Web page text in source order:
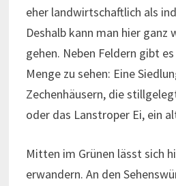
eher landwirtschaftlich als
Deshalb kann man hier ganz
gehen. Neben Feldern gibt
Menge zu sehen: Eine
Zechenhäusern, die
oder das Lanstroper Ei, ein
Mitten im Grünen lässt sich
erwandern. An den